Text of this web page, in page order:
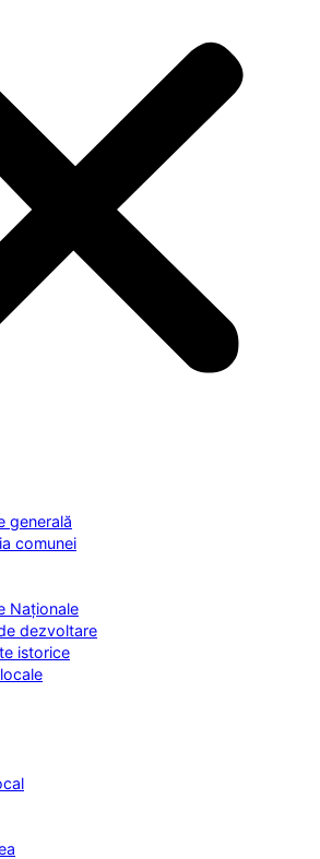
generală
comunei
Naționale
dezvoltare
istorice